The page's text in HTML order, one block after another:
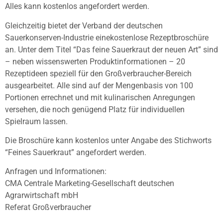
Alles kann kostenlos angefordert werden.
Gleichzeitig bietet der Verband der deutschen
Sauerkonserven-Industrie einekostenlose Rezeptbroschüre
an. Unter dem Titel “Das feine Sauerkraut der neuen Art” sind
– neben wissenswerten Produktinformationen – 20
Rezeptideen speziell für den Großverbraucher-Bereich
ausgearbeitet. Alle sind auf der Mengenbasis von 100
Portionen errechnet und mit kulinarischen Anregungen
versehen, die noch genügend Platz für individuellen
Spielraum lassen.
Die Broschüre kann kostenlos unter Angabe des Stichworts
“Feines Sauerkraut” angefordert werden.
Anfragen und Informationen:
CMA Centrale Marketing-Gesellschaft deutschen
Agrarwirtschaft mbH
Referat Großverbraucher